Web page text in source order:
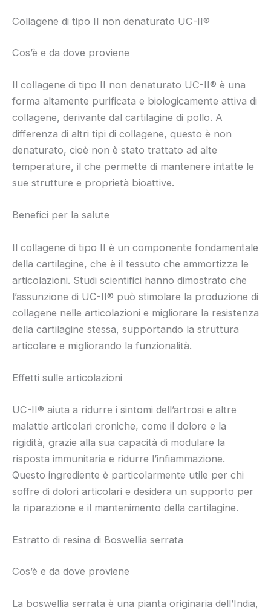
Collagene di tipo II non denaturato UC-II®
Cos’è e da dove proviene
Il collagene di tipo II non denaturato UC-II® è una
forma altamente purificata e biologicamente attiva di
collagene, derivante dal cartilagine di pollo. A
differenza di altri tipi di collagene, questo è non
denaturato, cioè non è stato trattato ad alte
temperature, il che permette di mantenere intatte le
sue strutture e proprietà bioattive.
Benefici per la salute
Il collagene di tipo II è un componente fondamentale
della cartilagine, che è il tessuto che ammortizza le
articolazioni. Studi scientifici hanno dimostrato che
l’assunzione di UC-II® può stimolare la produzione di
collagene nelle articolazioni e migliorare la resistenza
della cartilagine stessa, supportando la struttura
articolare e migliorando la funzionalità.
Effetti sulle articolazioni
UC-II® aiuta a ridurre i sintomi dell’artrosi e altre
malattie articolari croniche, come il dolore e la
rigidità, grazie alla sua capacità di modulare la
risposta immunitaria e ridurre l’infiammazione.
Questo ingrediente è particolarmente utile per chi
soffre di dolori articolari e desidera un supporto per
la riparazione e il mantenimento della cartilagine.
Estratto di resina di Boswellia serrata
Cos’è e da dove proviene
La boswellia serrata è una pianta originaria dell’India,